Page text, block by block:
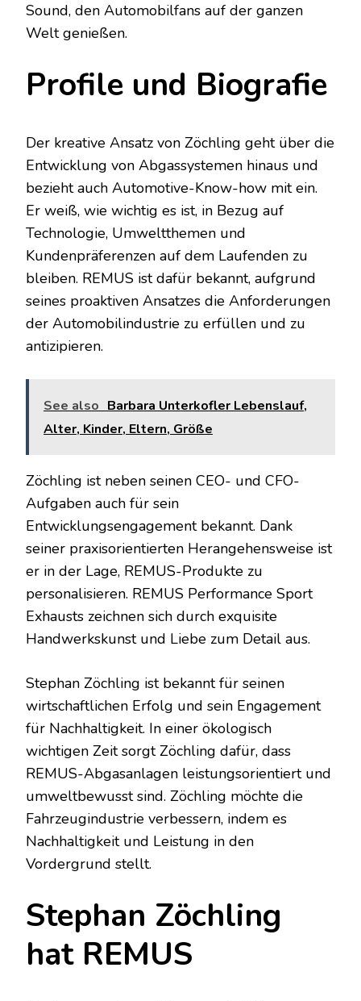
Sound, den Automobilfans auf der ganzen
Welt genießen.
Profile und Biografie
Der kreative Ansatz von Zöchling geht über die
Entwicklung von Abgassystemen hinaus und
bezieht auch Automotive-Know-how mit ein.
Er weiß, wie wichtig es ist, in Bezug auf
Technologie, Umweltthemen und
Kundenpräferenzen auf dem Laufenden zu
bleiben. REMUS ist dafür bekannt, aufgrund
seines proaktiven Ansatzes die Anforderungen
der Automobilindustrie zu erfüllen und zu
antizipieren.
See also Barbara Unterkofler Lebenslauf,
Alter, Kinder, Eltern, Größe
Zöchling ist neben seinen CEO- und CFO-
Aufgaben auch für sein
Entwicklungsengagement bekannt. Dank
seiner praxisorientierten Herangehensweise ist
er in der Lage, REMUS-Produkte zu
personalisieren. REMUS Performance Sport
Exhausts zeichnen sich durch exquisite
Handwerkskunst und Liebe zum Detail aus.
Stephan Zöchling ist bekannt für seinen
wirtschaftlichen Erfolg und sein Engagement
für Nachhaltigkeit. In einer ökologisch
wichtigen Zeit sorgt Zöchling dafür, dass
REMUS-Abgasanlagen leistungsorientiert und
umweltbewusst sind. Zöchling möchte die
Fahrzeugindustrie verbessern, indem es
Nachhaltigkeit und Leistung in den
Vordergrund stellt.
Stephan Zöchling
hat REMUS